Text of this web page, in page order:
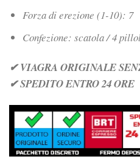
Forza di erezione (1-10): 7
Confezione: scatola / 4
✔ VIAGRA ORIGINALE
✔ SPEDITO ENTRO 24 ORE